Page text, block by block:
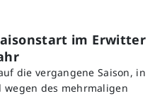
im Erwitter
die vergangene Saison, in
des mehrmaligen